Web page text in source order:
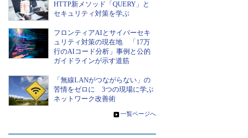
HTTP新メソッド「QUERY」と
セキュリティ対策を学ぶ
フロンティアAIとサイバーセキ
ュリティ対策の現在地 「17万
行のAIコード分析」事例と公的
ガイドラインが示す道筋
「無線LANがつながらない」の
苦情をゼロに 3つの現場に学ぶ
ネットワーク改善術
» 一覧ページへ